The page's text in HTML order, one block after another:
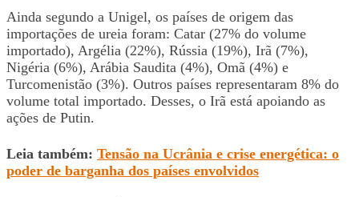
Ainda segundo a Unigel, os países de origem das
importações de ureia foram: Catar (27% do volume
importado), Argélia (22%), Rússia (19%), Irã (7%),
Nigéria (6%), Arábia Saudita (4%), Omã (4%) e
Turcomenistão (3%). Outros países representaram 8% do
volume total importado. Desses, o Irã está apoiando as
ações de Putin.
Leia também: Tensão na Ucrânia e crise energética: o
poder de barganha dos países envolvidos